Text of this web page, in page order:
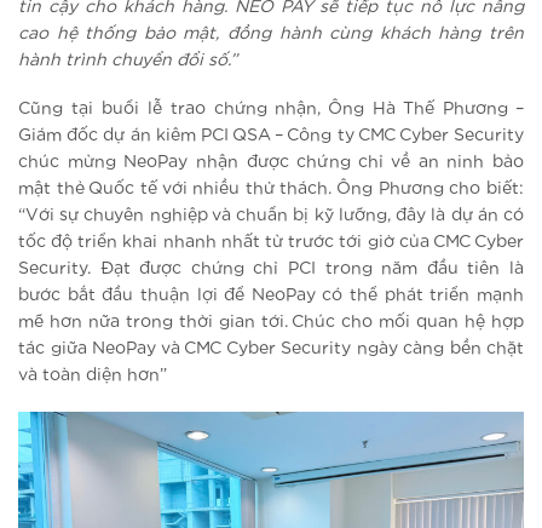
tin cậy cho khách hàng. NEO PAY sẽ tiếp tục nỗ lực nâng
cao hệ thống bảo mật, đồng hành cùng khách hàng trên
hành trình chuyển đổi số.”
Cũng tại buổi lễ trao chứng nhận, Ông Hà Thế Phương –
Giám đốc dự án kiêm PCI QSA – Công ty CMC Cyber Security
chúc mừng NeoPay nhận được chứng chỉ về an ninh bảo
mật thẻ Quốc tế với nhiều thử thách. Ông Phương cho biết:
“Với sự chuyên nghiệp và chuẩn bị kỹ lưỡng, đây là dự án có
tốc độ triển khai nhanh nhất từ trước tới giờ của CMC Cyber
Security. Đạt được chứng chỉ PCI trong năm đầu tiên là
bước bắt đầu thuận lợi để NeoPay có thể phát triển mạnh
mẽ hơn nữa trong thời gian tới. Chúc cho mối quan hệ hợp
tác giữa NeoPay và CMC Cyber Security ngày càng bền chặt
và toàn diện hơn”